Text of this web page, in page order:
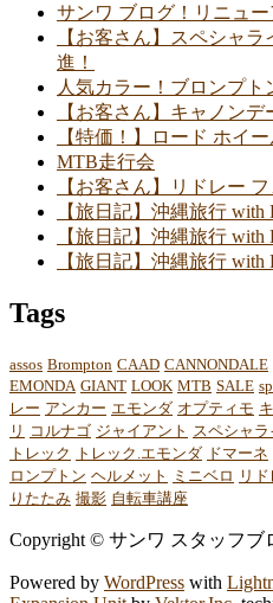
サンワ ブログ！リニュー
【お客さん】スペシャ
進！
人気カラー！ブロンプト
【お客さん】キャノンデ
【特価！】ロード ホイ
MTB走行会
【お客さん】リドレー
【旅日記】沖縄旅行
【旅日記】沖縄旅行
【旅日記】沖縄旅行
Tags
assos Brompton CAAD CANNONDALE
EMONDA GIANT LOOK MTB SALE
レー アンカー エモンダ オプティモ
リ コルナゴ ジャイアント スペシャラ
トレック
トレック.エモンダ ドマーネ
ロンプトン ヘルメット ミニベロ リ
りたたみ 撮影 自転車講座
Copyright © サンワ スタッフブ
Powered by WordPress with